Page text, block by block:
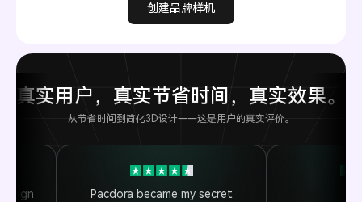
创建品牌样机
真实用户，真实节省时间，真实效果。
从节省时间到简化3D设计——这是用户的真实评价。
Pacdora became my secret